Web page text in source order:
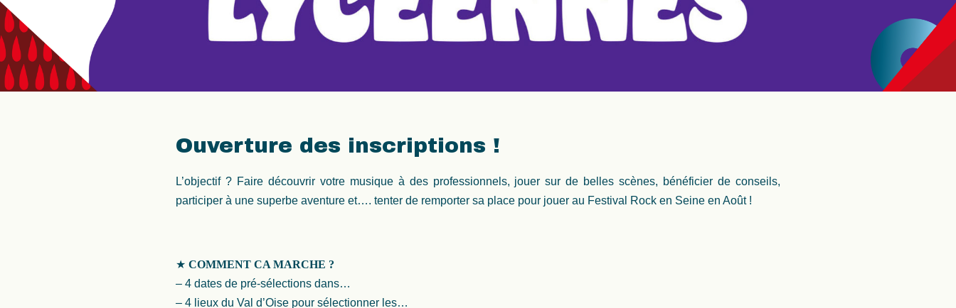
Ouverture des inscriptions !
L’objectif ? Faire découvrir votre musique à des professionnels, jouer sur de belles scènes, bénéficier de conseils,
participer à une superbe aventure et…. tenter de remporter sa place pour jouer au Festival Rock en Seine en Août !
★ COMMENT CA MARCHE ?
– 4 dates de pré-sélections dans…
– 4 lieux du Val d’Oise pour sélectionner les…